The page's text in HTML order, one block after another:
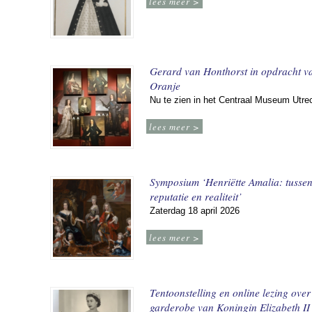
Gerard van Honthorst in opdracht
Oranje
Nu te zien in het Centraal Museum
lees meer >
Symposium ‘Henriëtte Amalia: tussen
reputatie en realiteit’
Zaterdag 18 april 2026
lees meer >
Tentoonstelling en online lezing
garderobe van Koningin Elizabeth II